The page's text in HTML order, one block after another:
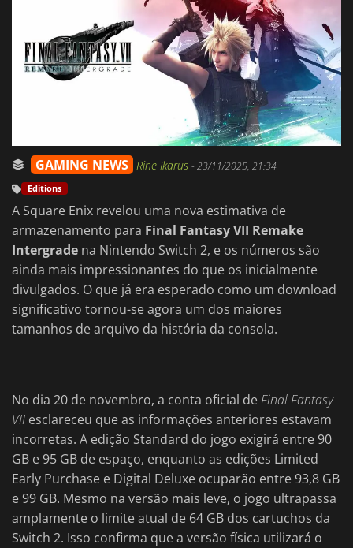
GAMING NEWS Rine Ikarus -23/11/2025, 21:34
Editions
A Square Enix revelou uma nova estimativa de
armazenamento para Final Fantasy VII Remake
Intergrade na Nintendo Switch 2, e os números são
ainda mais impressionantes do que os inicialmente
divulgados. O que já era esperado como um download
significativo tornou-se agora um dos maiores
tamanhos de arquivo da história da consola.
No dia 20 de novembro, a conta oficial deFinal Fantasy
VII esclareceu que as informações anteriores estavam
incorretas. A edição Standard do jogo exigirá entre 90
GB e 95 GB de espaço, enquanto as edições Limited
Early Purchase e Digital Deluxe ocuparão entre 93,8 GB
e 99 GB. Mesmo na versão mais leve, o jogo ultrapassa
amplamente o limite atual de 64 GB dos cartuchos da
Switch 2. Isso confirma que a versão física utilizará o